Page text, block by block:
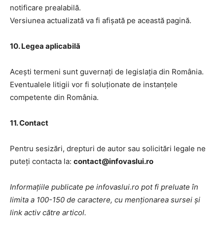
notificare prealabilă.
Versiunea actualizată va fi afișată pe această pagină.
10. Legea aplicabilă
Acești termeni sunt guvernați de legislația din România.
Eventualele litigii vor fi soluționate de instanțele
competente din România.
11. Contact
Pentru sesizări, drepturi de autor sau solicitări legale ne
puteți contacta la: contact@infovaslui.ro
Informațiile publicate pe infovaslui.ro pot fi preluate în
limita a 100-150 de caractere, cu menționarea sursei și
link activ către articol.